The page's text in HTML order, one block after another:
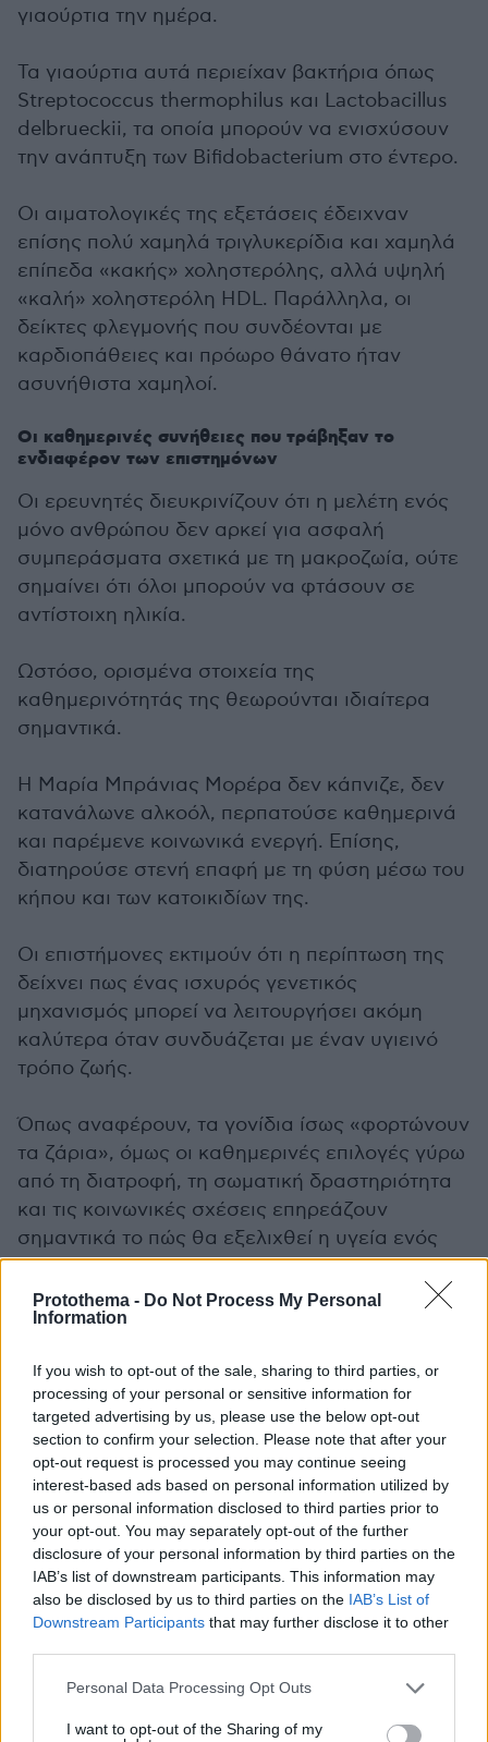
Protothema - Do Not Process My Personal
Information
If you wish to opt-out of the sale, sharing to third parties, or
processing of your personal or sensitive information for
targeted advertising by us, please use the below opt-out
section to confirm your selection. Please note that after your
opt-out request is processed you may continue seeing
interest-based ads based on personal information utilized by
us or personal information disclosed to third parties prior to
your opt-out. You may separately opt-out of the further
disclosure of your personal information by third parties on the
IAB’s list of downstream participants. This information may
also be disclosed by us to third parties on the IAB’s List of
Downstream Participants that may further disclose it to other
Please note that this website/app uses one or more Google
not limited to your visit or usage behaviour. You may click to
Personal Data Processing Opt Outs
I want to opt-out of the Sharing of my
γιαούρτια την ημέρα.
Τα γιαούρτια αυτά περιείχαν βακτήρια όπως
Streptococcus thermophilus και Lactobacillus
delbrueckii, τα οποία μπορούν να ενισχύσουν
την ανάπτυξη των Bifidobacterium στο έντερο.
Οι αιματολογικές της εξετάσεις έδειχναν
επίσης πολύ χαμηλά τριγλυκερίδια και χαμηλά
επίπεδα «κακής» χοληστερόλης, αλλά υψηλή
«καλή» χοληστερόλη HDL. Παράλληλα, οι
δείκτες φλεγμονής που συνδέονται με
καρδιοπάθειες και πρόωρο θάνατο ήταν
ασυνήθιστα χαμηλοί.
Οι καθημερινές συνήθειες που τράβηξαν το
ενδιαφέρον των επιστημόνων
Οι ερευνητές διευκρινίζουν ότι η μελέτη ενός
μόνο ανθρώπου δεν αρκεί για ασφαλή
συμπεράσματα σχετικά με τη μακροζωία, ούτε
σημαίνει ότι όλοι μπορούν να φτάσουν σε
αντίστοιχη ηλικία.
Ωστόσο, ορισμένα στοιχεία της
καθημερινότητάς της θεωρούνται ιδιαίτερα
σημαντικά.
Η Μαρία Μπράνιας Μορέρα δεν κάπνιζε, δεν
κατανάλωνε αλκοόλ, περπατούσε καθημερινά
και παρέμενε κοινωνικά ενεργή. Επίσης,
διατηρούσε στενή επαφή με τη φύση μέσω του
κήπου και των κατοικιδίων της.
Οι επιστήμονες εκτιμούν ότι η περίπτωση της
δείχνει πως ένας ισχυρός γενετικός
μηχανισμός μπορεί να λειτουργήσει ακόμη
καλύτερα όταν συνδυάζεται με έναν υγιεινό
τρόπο ζωής.
Όπως αναφέρουν, τα γονίδια ίσως «φορτώνουν
τα ζάρια», όμως οι καθημερινές επιλογές γύρω
από τη διατροφή, τη σωματική δραστηριότητα
και τις κοινωνικές σχέσεις επηρεάζουν
σημαντικά το πώς θα εξελιχθεί η υγεία ενός
ανθρώπου μέσα στις δεκαετίες.
Thema Insights
και μάθετε πρώτοι όλες τις ειδήσεις
Δείτε όλες τις τελευταίεςΕιδήσειςαπό την Ελλάδα
και τον Κόσμο, τη στιγμή που συμβαίνουν, στο
Protothema.gr